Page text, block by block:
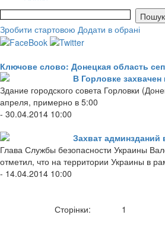
Зробити стартовою Додати в обрані
Ключове слово: Донецкая область
В Горловке захвачен
Здание городского совета Горловки
апреля, примерно в 5:00
- 30.04.2014 10:00
Захват админзданий
Глава Службы безопасности Украины
отметил, что на территории Украины в
- 14.04.2014 10:00
Сторінки: 1